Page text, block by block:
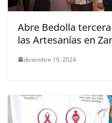
Abre Bedolla
las Artesanías en
diciembre 19, 2024